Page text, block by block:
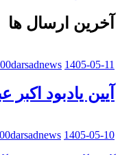
آخرین ارسال ها
1405-05-11
آیین یادبود
1405-05-10